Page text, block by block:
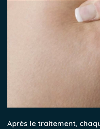
Après le traitement,